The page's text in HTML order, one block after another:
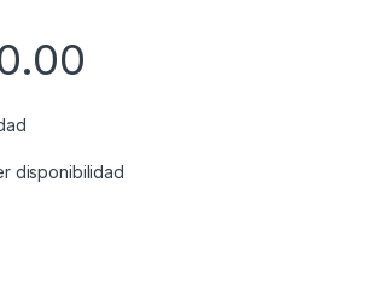
disponibilidad